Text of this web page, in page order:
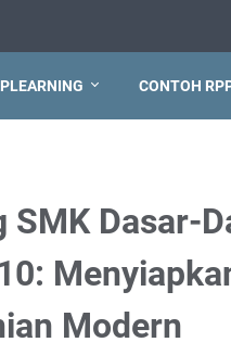
CONTOH
Dasar-
Modern